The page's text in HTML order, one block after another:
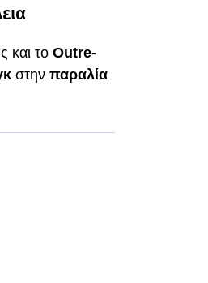
και τοOutre-
στην παραλία